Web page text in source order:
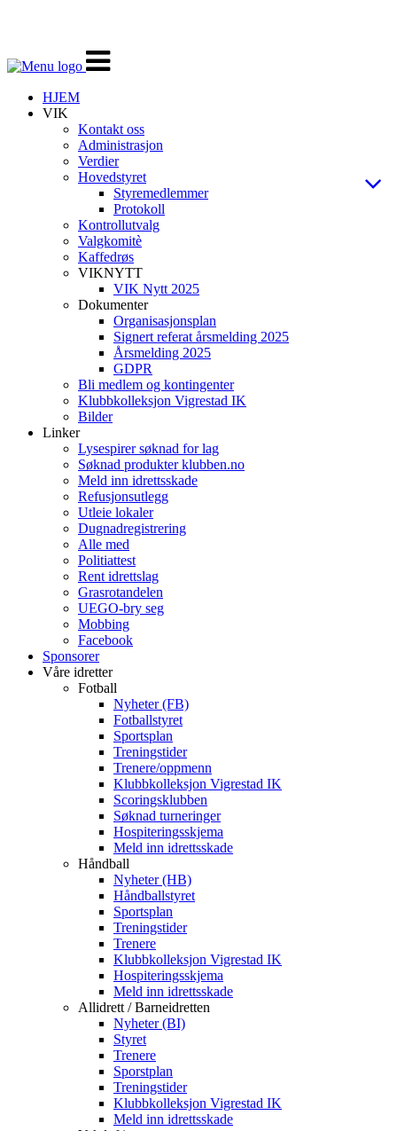
Veksle
navigasjon
HJEM
VIK
Kontakt oss
Administrasjon
Verdier
Hovedstyret
Styremedlemmer
Protokoll
Kontrollutvalg
Valgkomitè
Kaffedrøs
VIKNYTT
VIK Nytt 2025
Dokumenter
Organisasjonsplan
Signert referat årsmelding 2025
Årsmelding 2025
GDPR
Bli medlem og kontingenter
Klubbkolleksjon Vigrestad IK
Bilder
Linker
Lysespirer søknad for lag
Søknad produkter klubben.no
Meld inn idrettsskade
Refusjonsutlegg
Utleie lokaler
Dugnadregistrering
Alle med
Politiattest
Rent idrettslag
Grasrotandelen
UEGO-bry seg
Mobbing
Facebook
Sponsorer
Våre idretter
Fotball
Nyheter (FB)
Fotballstyret
Sportsplan
Treningstider
Trenere/oppmenn
Klubbkolleksjon Vigrestad IK
Scoringsklubben
Søknad turneringer
Hospiteringsskjema
Meld inn idrettsskade
Håndball
Nyheter (HB)
Håndballstyret
Sportsplan
Treningstider
Trenere
Klubbkolleksjon Vigrestad IK
Hospiteringsskjema
Meld inn idrettsskade
Allidrett / Barneidretten
Nyheter (BI)
Styret
Trenere
Sporstplan
Treningstider
Klubbkolleksjon Vigrestad IK
Meld inn idrettsskade